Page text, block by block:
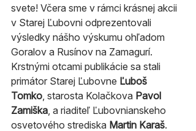
svete! Včera sme v rámci krásnej akcii
v Starej Ľubovni odprezentovali
výsledky nášho výskumu ohľadom
Goralov a Rusínov na Zamagurí.
Krstnými otcami publikácie sa stali
primátor Starej Ľubovne Ľuboš
Tomko, starosta Kolačkova Pavol
Zamiška, a riaditeľ Ľubovnianskeho
osvetového strediska Martin Karaš.